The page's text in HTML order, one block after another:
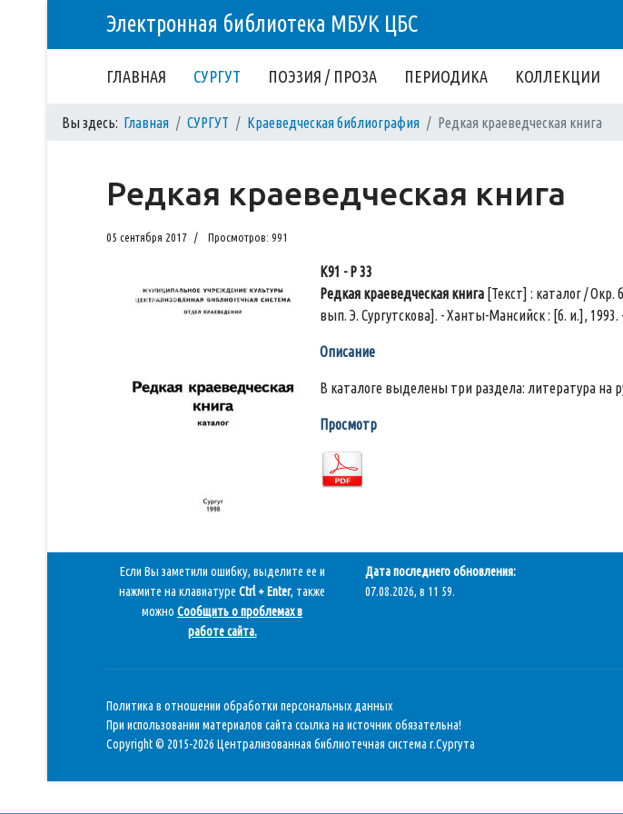
Электронная библиотека МБУК ЦБС
ГЛАВНАЯ СУРГУТ ПОЭЗИЯ / ПРОЗА ПЕРИОДИКА КОЛЛЕКЦИИ
Вы здесь: Главная СУРГУТ Краеведческая библиография Редкая краеведческая книга
Редкая краеведческая книга
05 сентября 2017 Просмотров: 991
К91 - Р 33
Редкая краеведческая книга [Текст] : каталог /
вып. Э. Сургутскова]. - Ханты-Мансийск : [б. и.], 1993.
Описание
В каталоге выделены три раздела: литература на
Просмотр
Если Вы заметили ошибку, выделите ее и
нажмите на клавиатуре Ctrl + Enter, также
можно Сообщить о проблемах в
работе сайта.
Дата последнего обновления:
07.08.2026, в 11 59.
Политика в отношении обработки персональных данных
При использовании материалов сайта ссылка на источник обязательна!
Copyright © 2015-2026 Централизованная библиотечная система г.Сургута